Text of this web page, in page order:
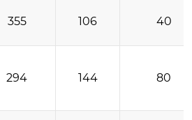
355 106 40
294 144 80